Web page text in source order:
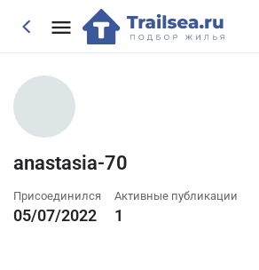
anastasia-70
Присоединился
05/07/2022
Активные публикации
1